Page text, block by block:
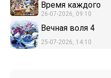
Время каждого
26-07-2026, 09:10
Вечная воля 4
25-07-2026, 14:10